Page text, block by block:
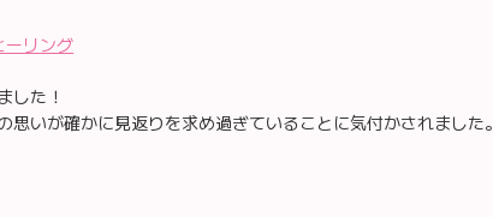
ーリング
した！
思いが確かに見返りを求め過ぎていることに気付かされました。